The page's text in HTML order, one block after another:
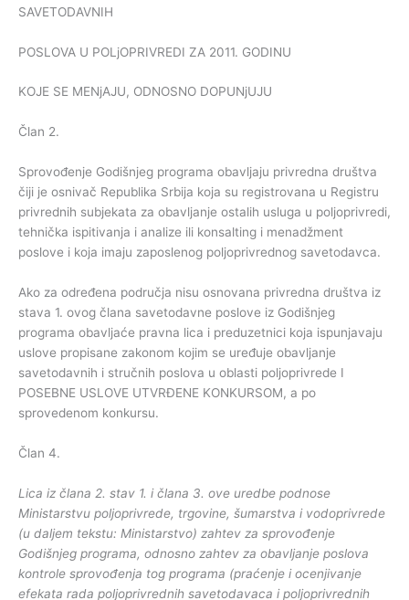
SAVETODAVNIH
POSLOVA U POLjOPRIVREDI ZA 2011. GODINU
KOJE SE MENjAJU, ODNOSNO DOPUNjUJU
Član 2.
Sprovođenje Godišnjeg programa obavljaju privredna društva
čiji je osnivač Republika Srbija koja su registrovana u Registru
privrednih subjekata za obavljanje ostalih usluga u poljoprivredi,
tehnička ispitivanja i analize ili konsalting i menadžment
poslove i koja imaju zaposlenog poljoprivrednog savetodavca.
Ako za određena područja nisu osnovana privredna društva iz
stava 1. ovog člana savetodavne poslove iz Godišnjeg
programa obavljaće pravna lica i preduzetnici koja ispunjavaju
uslove propisane zakonom kojim se uređuje obavljanje
savetodavnih i stručnih poslova u oblasti poljoprivrede I
POSEBNE USLOVE UTVRĐENE KONKURSOM, a po
sprovedenom konkursu.
Član 4.
Lica iz člana 2. stav 1. i člana 3. ove uredbe podnose
Ministarstvu poljoprivrede, trgovine, šumarstva i vodoprivrede
(u daljem tekstu: Ministarstvo) zahtev za sprovođenje
Godišnjeg programa, odnosno zahtev za obavljanje poslova
kontrole sprovođenja tog programa (praćenje i ocenjivanje
efekata rada poljoprivrednih savetodavaca i poljoprivrednih